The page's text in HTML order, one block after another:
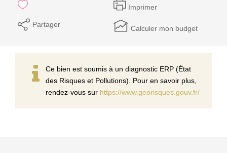
Imprimer
Partager Calculer mon budget
Ce bien est soumis à un diagnostic ERP (État
des Risques et Pollutions). Pour en savoir plus,
rendez-vous sur https://www.georisques.gouv.fr/